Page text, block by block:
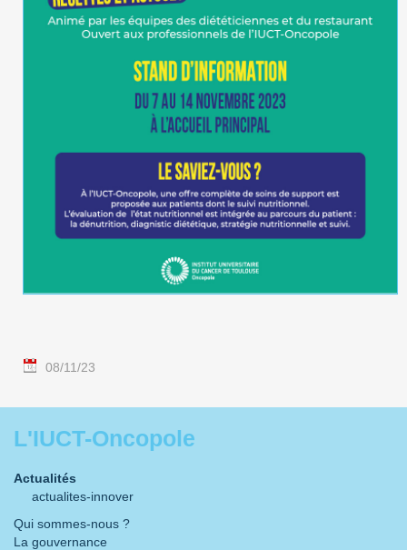
08/11/23
L'IUCT-Oncopole
Actualités
actualites-innover
Qui sommes-nous ?
La gouvernance